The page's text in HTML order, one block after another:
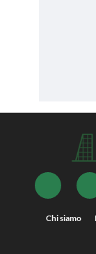
Chi siamo